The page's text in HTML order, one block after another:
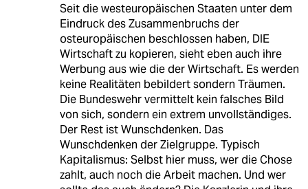
Seit die westeuropäischen Staaten unter dem
Eindruck des Zusammenbruchs der
osteuropäischen beschlossen haben, DIE
Wirtschaft zu kopieren, sieht eben auch ihre
Werbung aus wie die der Wirtschaft. Es werden
keine Realitäten bebildert sondern Träumen.
Die Bundeswehr vermittelt kein falsches Bild
von sich, sondern ein extrem unvollständiges.
Der Rest ist Wunschdenken. Das
Wunschdenken der Zielgruppe. Typisch
Kapitalismus: Selbst hier muss, wer die Chose
zahlt, auch noch die Arbeit machen. Und wer